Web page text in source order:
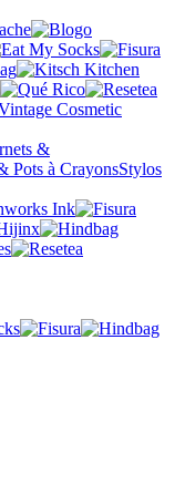
&
Pots à CrayonsStylos